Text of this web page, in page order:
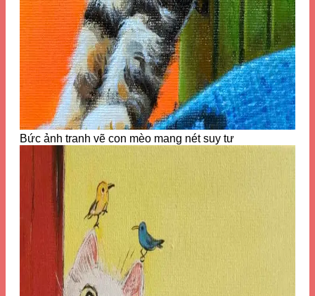
Bức ảnh tranh vẽ con mèo mang nét suy tư